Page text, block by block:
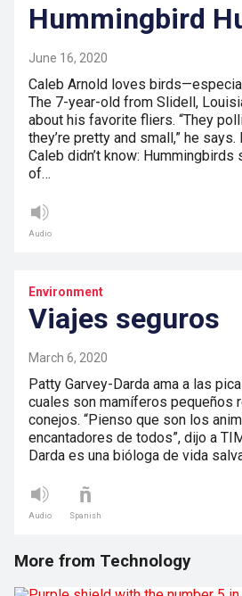
Hummingbird
June 16, 2020
Caleb Arnold loves
The 7-year-old from Slidell,
about his favorite fliers. “They
they’re pretty and small,” he says.
Caleb didn’t know: Hummingbirds
of…
Audio
Environment
Viajes seguros
March 6, 2020
Patty Garvey-Darda ama a las
cuales son mamíferos pequeños
conejos. “Pienso que son los
encantadores de todos”, dijo a
Darda es una bióloga de vida
Audio Spanish
More from Technology